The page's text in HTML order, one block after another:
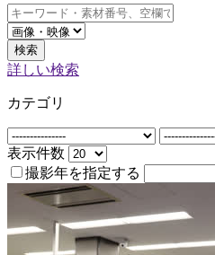
検索
詳しい検索
カテゴリ
表示件数
撮影年を指定する